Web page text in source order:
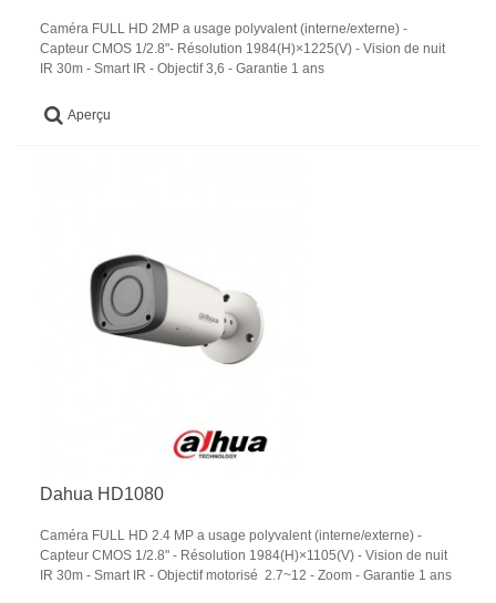
Caméra FULL HD 2MP a usage polyvalent (interne/externe) -
Capteur CMOS 1/2.8"- Résolution 1984(H)×1225(V) - Vision de nuit
IR 30m - Smart IR - Objectif 3,6 - Garantie 1 ans
Aperçu
Dahua HD1080
Caméra FULL HD 2.4 MP a usage polyvalent (interne/externe) -
Capteur CMOS 1/2.8" - Résolution 1984(H)×1105(V) - Vision de nuit
IR 30m - Smart IR - Objectif motorisé 2.7~12 - Zoom - Garantie 1 ans